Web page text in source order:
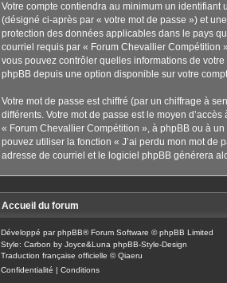
Votre compte contiendra au minimum un identifiant
(désigné ci-après par « votre mot de passe ») et
protection des données applicables dans le pays
courriel requis par « Forum Chevallier Compétition
vous pouvez contrôler quelles informations de
phpBB depuis une option disponible sur votre
Votre mot de passe est chiffré (par un chiffrage à
différents. Votre mot de passe est le moyen
« Forum Chevallier Compétition », à phpBB ou à
pouvez utiliser la fonction « J’ai perdu mon mot de
adresse de courriel et le logiciel phpBB générera
Accueil du forum
Développé parphpBB® Forum Software © phpBB Limited
Style: Carbon by Joyce&Luna phpBB-Style-Design
Traduction française officielle ©Qiaeru
Confidentialité | Conditions